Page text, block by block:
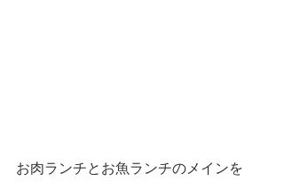
お肉ランチとお魚ランチのメインを